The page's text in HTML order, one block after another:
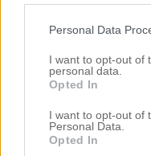
Personal Data
I want to opt-out of
personal data.
Opted In
I want to opt-out of
Personal Data.
Opted In
inlägg, missade